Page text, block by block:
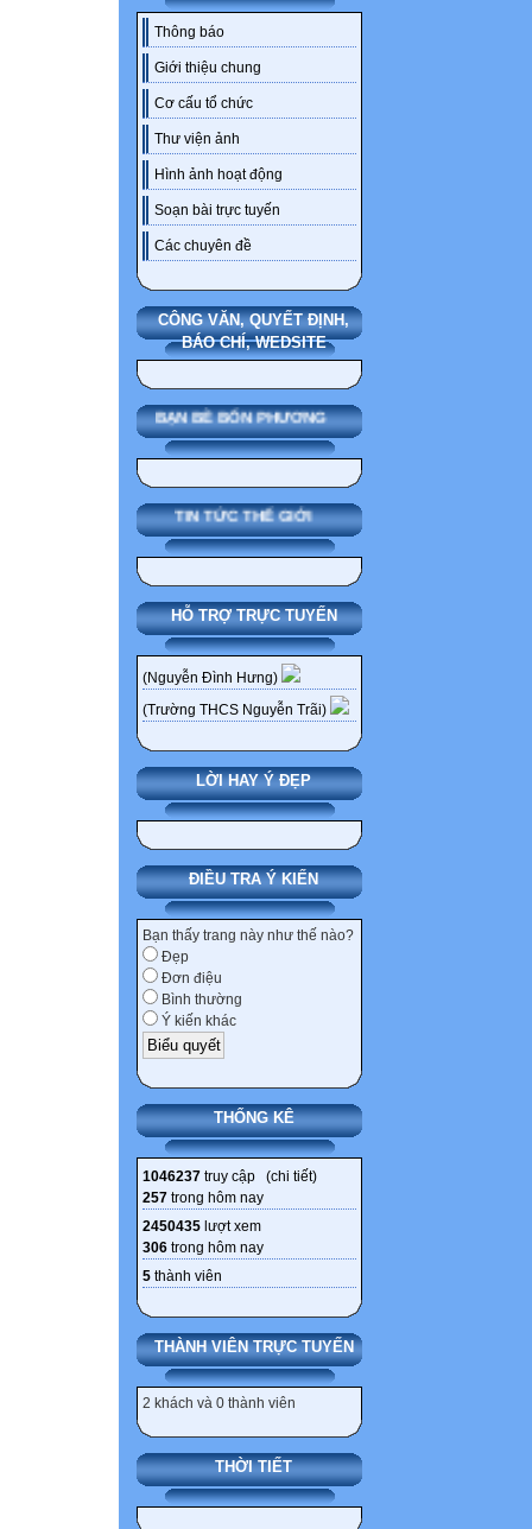
Thông báo
Giới thiệu chung
Cơ cấu tổ chức
Thư viện ảnh
Hình ảnh hoạt động
Soạn bài trực tuyến
Các chuyên đề
CÔNG VĂN, QUYẾT ĐỊNH,
BÁO CHÍ, WEDSITE
BẠN BÈ BỐN PHƯƠNG
TIN TỨC THẾ GIỚI
HỖ TRỢ TRỰC TUYẾN
(Nguyễn Đình Hưng)
(Trường THCS Nguyễn Trãi)
LỜI HAY Ý ĐẸP
ĐIỀU TRA Ý KIẾN
Bạn thấy trang này như thế nào?
Đẹp
Đơn điệu
Bình thường
Ý kiến khác
THỐNG KÊ
1046237 truy cập (chi tiết)
257 trong hôm nay
2450435 lượt xem
306 trong hôm nay
5 thành viên
THÀNH VIÊN TRỰC TUYẾN
2 khách và 0 thành viên
THỜI TIẾT